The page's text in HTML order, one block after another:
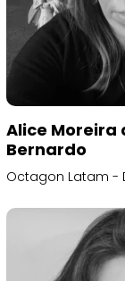
Alice
Bernardo
Octagon Latam -